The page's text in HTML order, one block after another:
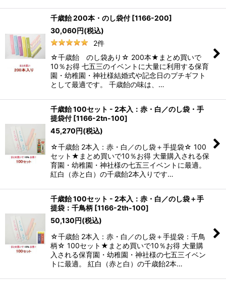
千歳飴 200本・のし袋付 [1166-200]
30,060円(税込)
2件
☆千歳飴 のし袋あり☆ 200本★まとめ買いで
10％お得 七五三のイベントに大量に利用する保育
園・幼稚園・神社様結婚式や記念日のプチギフト
として最適です。 千歳飴の味は、…
千歳飴 100セット - 2本入：赤・白／のし袋・手
提袋付 [1166-2tn-100]
45,270円(税込)
☆千歳飴 2本入：赤・白／のし袋＋手提袋☆ 100
セット★まとめ買いで10％お得 大量購入される保
育園・幼稚園・神社様の七五三イベントに最適。
紅白（赤と白）の千歳飴2本入りです…
千歳飴 100セット - 2本入：赤・白／のし袋＋手
提袋：千鳥柄 [1166-2th-100]
50,130円(税込)
☆千歳飴 2本入：赤・白／のし袋＋手提袋：千鳥
柄☆ 100セット★まとめ買いで10％お得 大量購
入される保育園・幼稚園・神社様の七五三イベン
トに最適。 紅白（赤と白）の千歳飴2本…